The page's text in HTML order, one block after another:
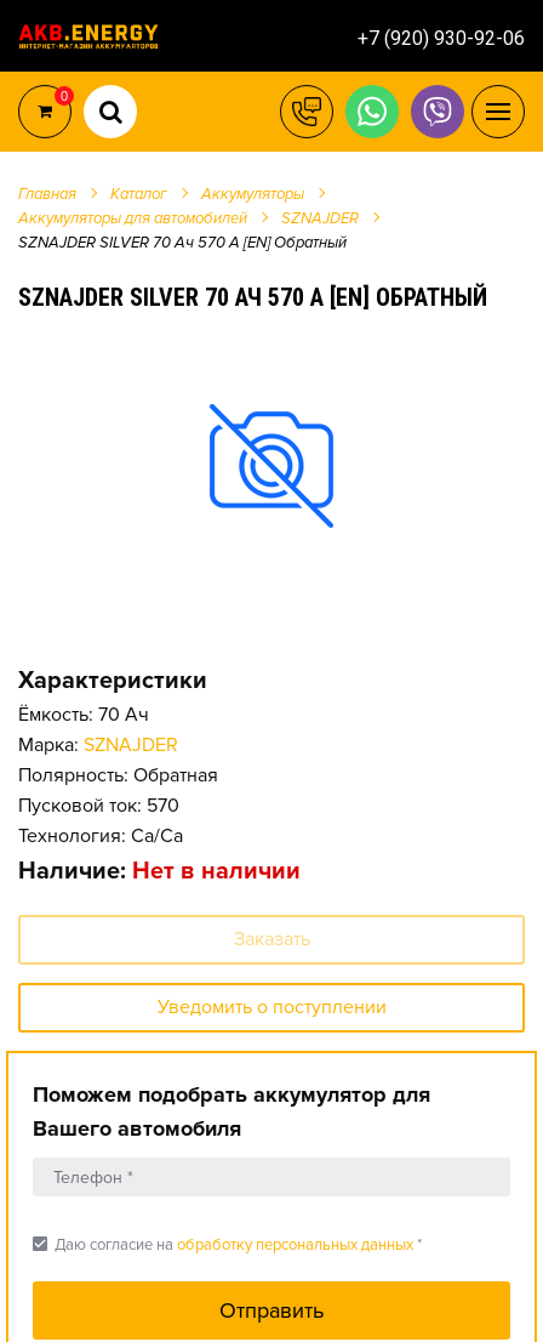
+7 (920) 930-92-06
0
Главная Каталог
Аккумуляторы
Аккумуляторы для автомобилей
SZNAJDER
SZNAJDER SILVER 70 Ач 570 А [EN] Обратный
SZNAJDER SILVER 70 АЧ 570 А [EN] ОБРАТНЫЙ
Характеристики
Ёмкость: 70 Ач
Марка: SZNAJDER
Полярность: Обратная
Пусковой ток: 570
Технология: Ca/Ca
Наличие: Нет в наличии
Заказать
Уведомить о поступлении
Поможем подобрать аккумулятор для
Вашего автомобиля
check_box Даю согласие на обработку персональных данных*